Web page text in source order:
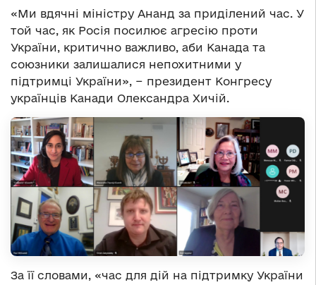
«Ми вдячні міністру Ананд за приділений час. У
той час, як Росія посилює агресію проти
України, критично важливо, аби Канада та
союзники залишалися непохитними у
підтримці України», − президент Конгресу
українців Канади Олександра Хичій.
За її словами, «час для дій на підтримку України